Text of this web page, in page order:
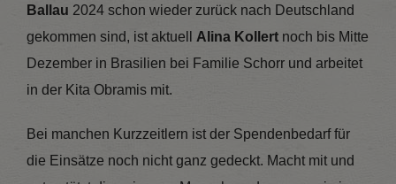
Ballau 2024 schon wieder zurück nach Deutschland
gekommen sind, ist aktuell Alina Kollert noch bis Mitte
Dezember in Brasilien bei Familie Schorr und arbeitet
in der Kita Obramis mit.
Bei manchen Kurzzeitlern ist der Spendenbedarf für
die Einsätze noch nicht ganz gedeckt. Macht mit und